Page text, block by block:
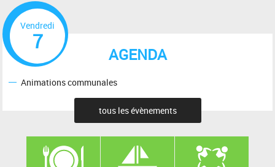
AGENDA
Vendredi
7
Animations communales
tous les évènements